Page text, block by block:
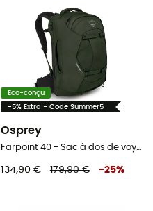
Eco-conçu
-5% Extra - Code Summer5
Osprey
Farpoint 40 - Sac à dos de voyage homme
134,90 € 179,90 € -25%